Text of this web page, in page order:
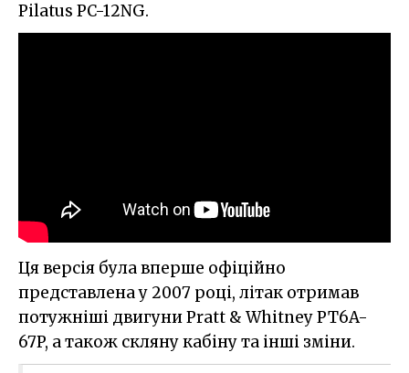
Pilatus PC-12NG.
Ця версія була вперше офіційно
представлена у 2007 році, літак отримав
потужніші двигуни Pratt & Whitney PT6A-
67P, а також скляну кабіну та інші зміни.